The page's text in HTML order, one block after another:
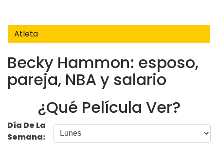
Atleta
Becky Hammon: esposo,
pareja, NBA y salario
¿Qué Película Ver?
Día De La
Semana: